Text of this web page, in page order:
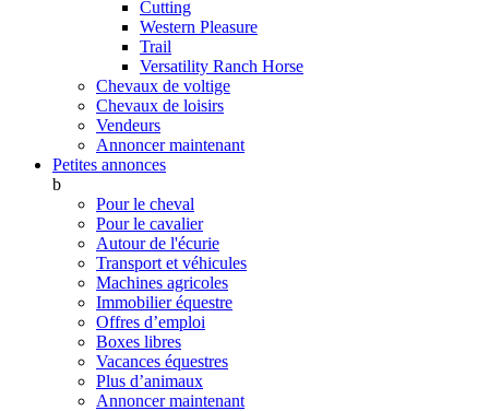
Cutting
Western Pleasure
Trail
Versatility Ranch Horse
Chevaux de voltige
Chevaux de loisirs
Vendeurs
Annoncer maintenant
Petites annonces
b
Pour le cheval
Pour le cavalier
Autour de l'écurie
Transport et véhicules
Machines agricoles
Immobilier équestre
Offres d’emploi
Boxes libres
Vacances équestres
Plus d’animaux
Annoncer maintenant